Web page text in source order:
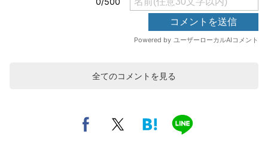
全てのコメントを見る